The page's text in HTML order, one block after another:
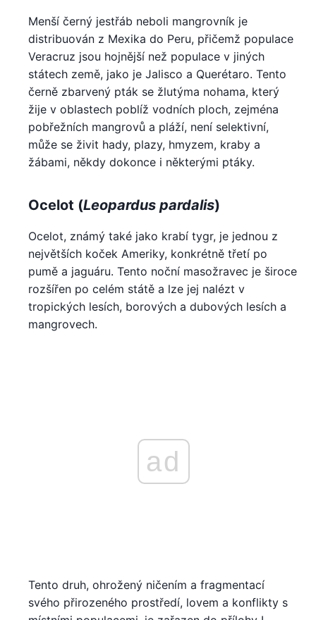
Menší černý jestřáb neboli mangrovník je
distribuován z Mexika do Peru, přičemž populace
Veracruz jsou hojnější než populace v jiných
státech země, jako je Jalisco a Querétaro. Tento
černě zbarvený pták se žlutýma nohama, který
žije v oblastech poblíž vodních ploch, zejména
pobřežních mangrovů a pláží, není selektivní,
může se živit hady, plazy, hmyzem, kraby a
žábami, někdy dokonce i některými ptáky.
Ocelot (Leopardus pardalis)
Ocelot, známý také jako krabí tygr, je jednou z
největších koček Ameriky, konkrétně třetí po
pumě a jaguáru. Tento noční masožravec je široce
rozšířen po celém státě a lze jej nalézt v
tropických lesích, borových a dubových lesích a
mangrovech.
ad
Tento druh, ohrožený ničením a fragmentací
svého přirozeného prostředí, lovem a konflikty s